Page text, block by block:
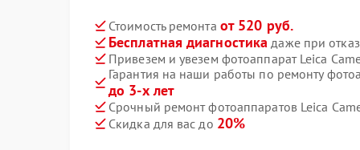
Стоимость ремонта от 520 руб.
Бесплатная диагностика даже при
Привезем и увезем фотоаппарат Leica
Гарантия на наши работы по ремонту
до 3-х лет
Срочный ремонт фотоаппаратов Leica
Скидка для вас до 20%